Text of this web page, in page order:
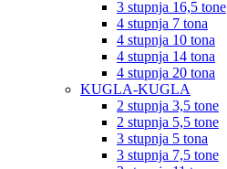
3 stupnja 16,5 tone
4 stupnja 7 tona
4 stupnja 10 tona
4 stupnja 14 tona
4 stupnja 20 tona
KUGLA-KUGLA
2 stupnja 3,5 tone
2 stupnja 5,5 tone
3 stupnja 5 tona
3 stupnja 7,5 tone